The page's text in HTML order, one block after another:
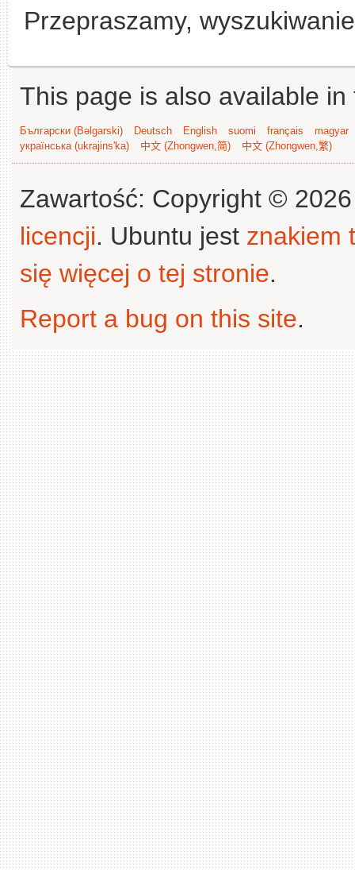
Przepraszamy,
This page is also available
Български (Bəlgarski) Deutsch English suomi français
magyar
українська (ukrajins'ka)
中文 (Zhongwen,简) 中文 (Zhongwen,繁)
Zawartość: Copyright ©
licencji. Ubuntu jest znakiem
się więcej o tej stronie.
Report a bug on this site.